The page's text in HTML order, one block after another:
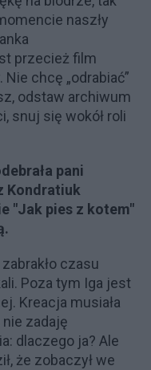
naszły
przecież film
chcę „odrabiać”
odstaw archiwum
snuj się wokół roli
pani
Kondratiuk
"Jak pies z kotem"
czasu
Poza tym Iga jest
Kreacja musiała
zadaję
dlaczego ja? Ale
że zobaczył we